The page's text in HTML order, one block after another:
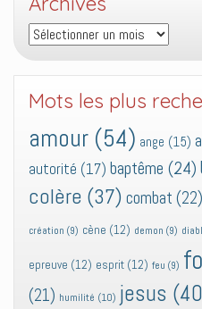
Archives
Mots les plus
amour (54) ange (15)
autorité (17) baptême (24)
colère (37) combat (22)
création (9) cène (12) demon (9)
epreuve (12) esprit (12) feu (9)
(21) humilité (10) jesus